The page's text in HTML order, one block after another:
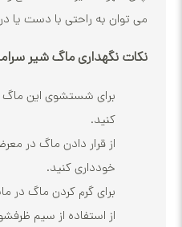
به راحتی با دست یا در ماشین
ماگ شیر سرامیکی
برای شستشوی این ماگ از شوینده
از قرار دادن ماگ در معرض ضربه و
خودداری کنید.
برای گرم کردن ماگ در مایکروویو
از استفاده از سیم ظرفشویی یا